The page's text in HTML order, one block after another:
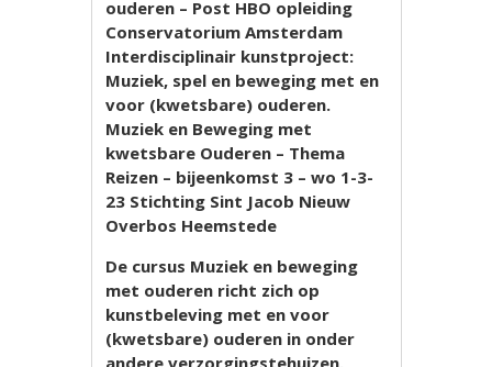
ouderen – Post HBO opleiding
Conservatorium Amsterdam
Interdisciplinair kunstproject:
Muziek, spel en beweging met en
voor (kwetsbare) ouderen.
Muziek en Beweging met
kwetsbare Ouderen – Thema
Reizen – bijeenkomst 3 – wo 1-3-
23 Stichting Sint Jacob Nieuw
Overbos Heemstede
De cursus Muziek en beweging
met ouderen richt zich op
kunstbeleving met en voor
(kwetsbare) ouderen in onder
andere verzorgingstehuizen,